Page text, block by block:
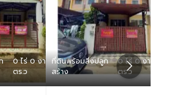
0 ไร่ 0 งาน 22.50
ตร.ว
ที่ดินพร้อมสิ่งปลูก
สร้าง
0 ไร่ 0 งาน 23.70
ตร.ว